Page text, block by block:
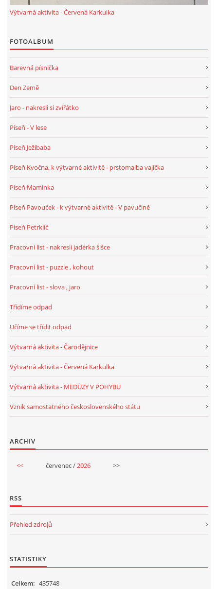
POHYBOVÉ AKTIVITY NA TÉMA PODZIM
PÍSNĚ K TÉMATU ZIMA
BÁSNĚ K TÉMATU ZIMA
VZDĚLÁVACÍ PLÁN OD ZÁŘÍ DO ČERVNA
SMYSLOVÁ AKTIVITA
JÓGOVÉ CVIČENÍ, TYPY, RADY, RECENZE
STÁTNÍ SVÁTKY
20.10. DEN STROMŮ
Výtvarná aktivita - Červená Karkulka
FOTOALBUM
Barevná písnička
Den Země
Jaro - nakresli si zvířátko
Píseň - V lese
Píseň Ježibaba
Píseň Kvočna, k výtvarné aktivitě - prstomalba vajíčka
Píseň Maminka
Píseň Pavouček - k výtvarné aktivitě - V pavučině
Píseň Petrklíč
Pracovní list - nakresli jadérka šišce
Pracovní list - puzzle , kohout
Pracovní list - slova , jaro
Třídíme odpad
Učíme se třídit odpad
Výtvarná aktivita - Čarodějnice
Výtvarná aktivita - Červená Karkulka
Výtvarná aktivita - MEDÚZY V POHYBU
Vznik samostatného československého státu
ARCHIV
<< červenec /2026 >>
RSS
Přehled zdrojů
STATISTIKY
Celkem: 435748